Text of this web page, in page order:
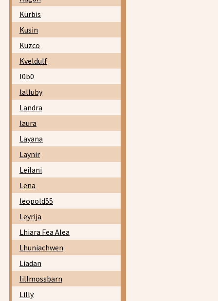
Kürbis
Kusin
Kuzco
Kveldulf
l0b0
lalluby
Landra
laura
Layana
Laynir
Leilani
Lena
leopold55
Leyrija
Lhiara Fea Alea
Lhuniachwen
Liadan
lillmossbarn
Lilly